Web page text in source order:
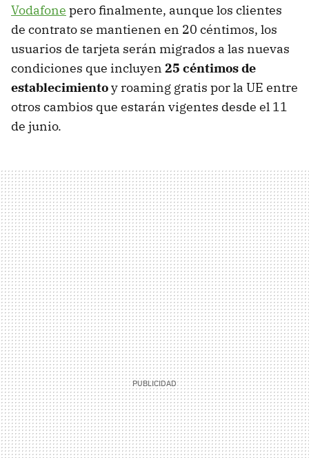
Vodafone pero finalmente, aunque los clientes
de contrato se mantienen en 20 céntimos, los
usuarios de tarjeta serán migrados a las nuevas
condiciones que incluyen 25 céntimos de
establecimientoy roaming gratis por la UE entre
otros cambios que estarán vigentes desde el 11
de junio.